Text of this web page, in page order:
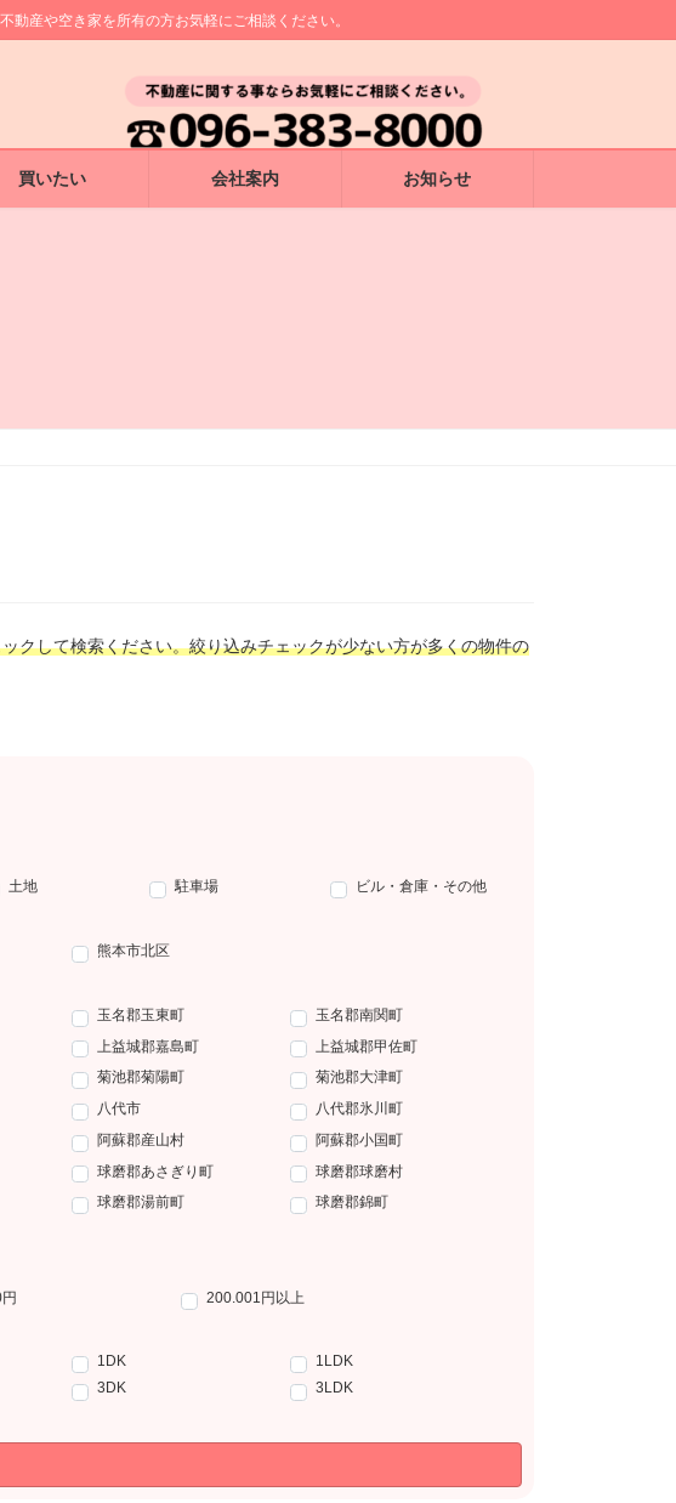
産や空き家を所有の方お気軽にご相談ください。
買いたい 会社案内 お知らせ
クして検索ください。絞り込みチェックが少ない方が多くの物件の
土地 駐車場
ビル・倉庫・その他
熊本市北区
玉名郡玉東町
玉名郡南関町
上益城郡嘉島町
上益城郡甲佐町
菊池郡菊陽町
菊池郡大津町
八代市
八代郡氷川町
阿蘇郡産山村
阿蘇郡小国町
球磨郡あさぎり町
球磨郡球磨村
球磨郡湯前町
球磨郡錦町
200.001円以上
1DK
1LDK
3DK
3LDK